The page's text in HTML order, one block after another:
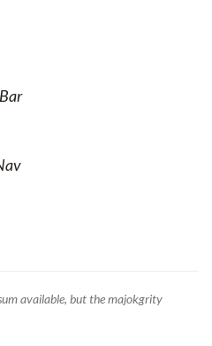
available, but the majokgrity